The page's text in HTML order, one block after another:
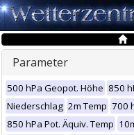
Parameter
500 hPa Geopot. Höhe 850
Niederschlag 2m Temp 700
850 hPa Pot. Äquiv. Temp